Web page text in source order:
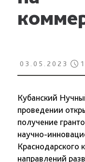
03.05.2023
Кубанский
проведении
получение
научно-
Краснодарского
направлений